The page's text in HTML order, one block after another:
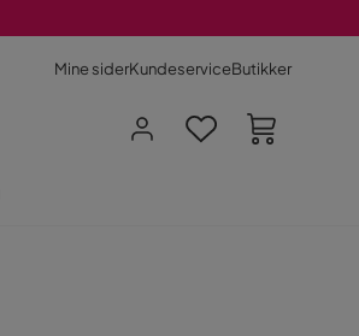
Mine siderKundeserviceButikker